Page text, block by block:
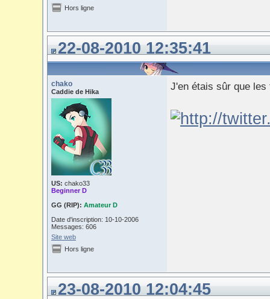
Hors ligne
22-08-2010 12:35:41
chako
Caddie de Hika
US: chako33
Beginner D
GG (RIP): Amateur D
Date d'inscription: 10-10-2006
Messages: 606
Site web
J'en étais sûr que
Hors ligne
23-08-2010 12:04:45